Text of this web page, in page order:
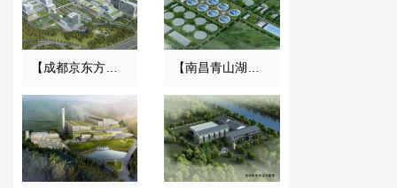
【成都京东方医院项目】双球橡胶接头合同 【南昌青山湖污水处理厂】DN2000橡胶接头合同